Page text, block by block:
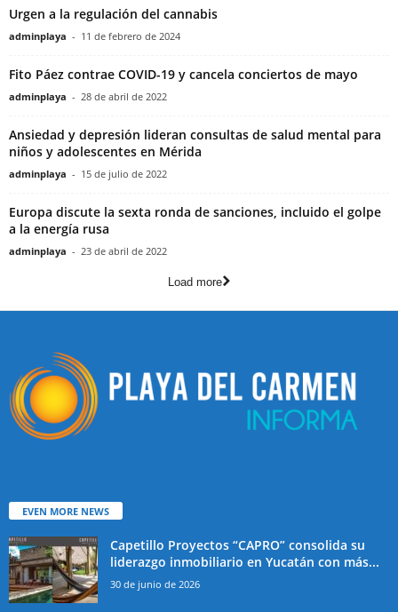
Urgen a la regulación del cannabis
adminplaya - 11 de febrero de 2024
Fito Páez contrae COVID-19 y cancela conciertos de mayo
adminplaya - 28 de abril de 2022
Ansiedad y depresión lideran consultas de salud mental para
niños y adolescentes en Mérida
adminplaya - 15 de julio de 2022
Europa discute la sexta ronda de sanciones, incluido el golpe
a la energía rusa
adminplaya - 23 de abril de 2022
Load more
EVEN MORE NEWS
Capetillo Proyectos “CAPRO” consolida su
liderazgo inmobiliario en Yucatán con más...
30 de junio de 2026